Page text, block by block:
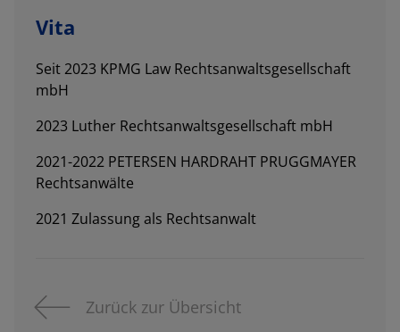
Vita
Seit 2023 KPMG Law Rechtsanwaltsgesellschaft
mbH
2023 Luther Rechtsanwaltsgesellschaft mbH
2021-2022 PETERSEN HARDRAHT PRUGGMAYER
Rechtsanwälte
2021 Zulassung als Rechtsanwalt
Zurück zur Übersicht